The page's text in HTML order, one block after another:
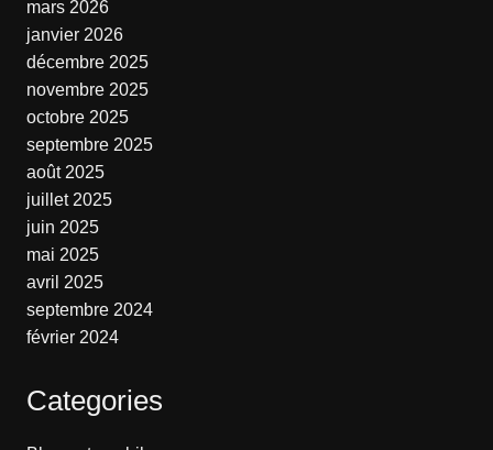
mars 2026
janvier 2026
décembre 2025
novembre 2025
octobre 2025
septembre 2025
août 2025
juillet 2025
juin 2025
mai 2025
avril 2025
septembre 2024
février 2024
Categories